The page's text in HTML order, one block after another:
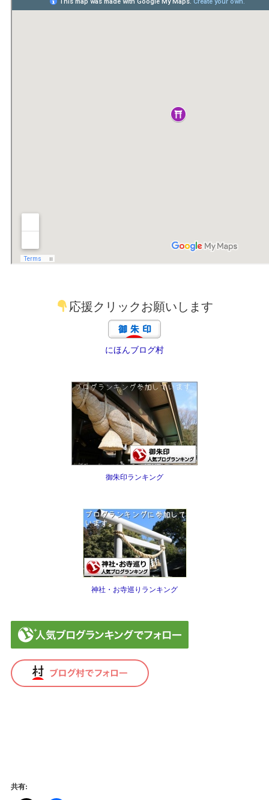
応援クリックお願いします
にほんブログ村
御朱印ランキング
神社・お寺巡りランキング
共有: